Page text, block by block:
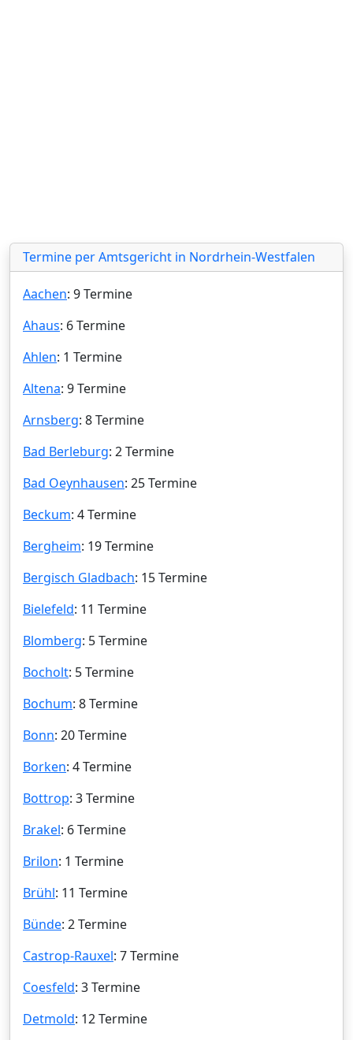
Termine per Amtsgericht in Nordrhein-Westfalen
Aachen: 9 Termine
Ahaus: 6 Termine
Ahlen: 1 Termine
Altena: 9 Termine
Arnsberg: 8 Termine
Bad Berleburg: 2 Termine
Bad Oeynhausen: 25 Termine
Beckum: 4 Termine
Bergheim: 19 Termine
Bergisch Gladbach: 15 Termine
Bielefeld: 11 Termine
Blomberg: 5 Termine
Bocholt: 5 Termine
Bochum: 8 Termine
Bonn: 20 Termine
Borken: 4 Termine
Bottrop: 3 Termine
Brakel: 6 Termine
Brilon: 1 Termine
Brühl: 11 Termine
Bünde: 2 Termine
Castrop-Rauxel: 7 Termine
Coesfeld: 3 Termine
Detmold: 12 Termine